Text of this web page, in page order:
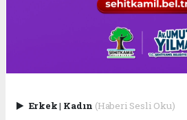
Erkek| Kadın (Haberi Sesli Oku)